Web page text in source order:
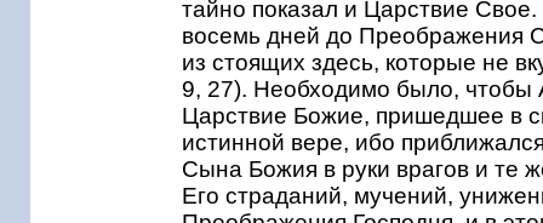
тайно показал и Царствие
восемь дней до Преображения
из стоящих здесь, которые не
9, 27). Необходимо было, чтобы
Царствие Божие, пришедшее в
истинной вере, ибо
Сына Божия в руки врагов и те
Его страданий, мучений,